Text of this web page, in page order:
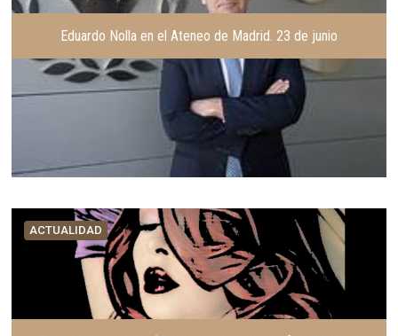
Eduardo Nolla en el Ateneo de Madrid. 23 de junio
ACTUALIDAD